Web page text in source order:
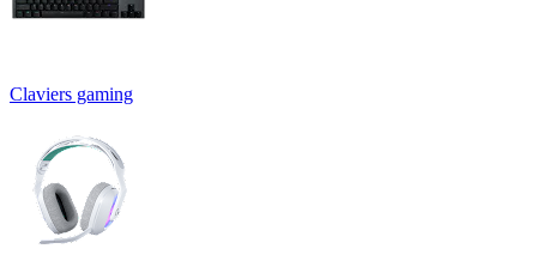
Claviers gaming